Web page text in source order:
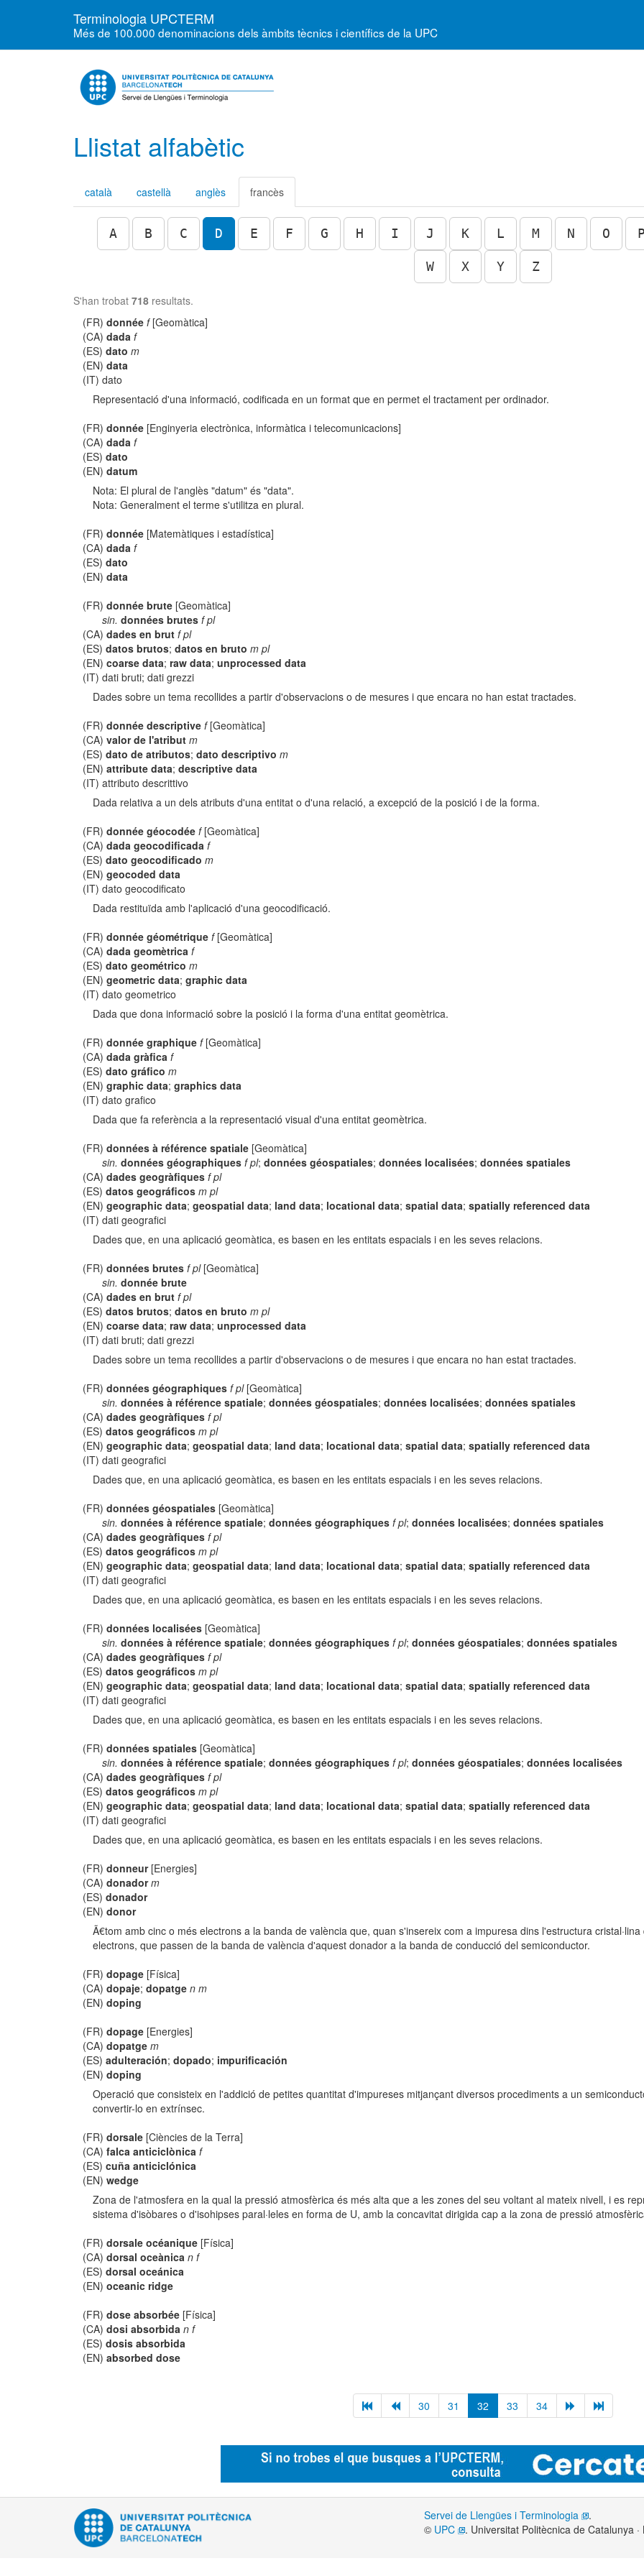
Terminologia UPCTERM
Més de 100.000 denominacions dels àmbits tècnics i científics de la UPC
Llistat alfabètic
català castellà anglès francès
A B C D E F G H I J K L M N O P
W X Y Z
S'han trobat 718 resultats.
(FR)donnée f[Geomàtica]
(CA)dada f
(ES)dato m
(EN)data
(IT) dato
Representació d'una informació, codificada en un format que en permet el tractament per ordinador.
(FR)donnée [Enginyeria electrònica, informàtica i telecomunicacions]
(CA)dada f
(ES)dato
(EN)datum
Nota: El plural de l'anglès "datum" és "data".
Nota: Generalment el terme s'utilitza en plural.
(FR)donnée [Matemàtiques i estadística]
(CA)dada f
(ES)dato
(EN)data
(FR)donnée brute [Geomàtica]
sin. données brutes f pl
(CA)dades en brut f pl
(ES)datos brutos;datos en bruto m pl
(EN)coarse data;raw data;unprocessed data
(IT) dati bruti; dati grezzi
Dades sobre un tema recollides a partir d'observacions o de mesures i que encara no han estat tractades.
(FR)donnée descriptive f[Geomàtica]
(CA)valor de l'atribut m
(ES)dato de atributos;dato descriptivo m
(EN)attribute data;descriptive data
(IT) attributo descrittivo
Dada relativa a un dels atributs d'una entitat o d'una relació, a excepció de la posició i de la forma.
(FR)donnée géocodée f[Geomàtica]
(CA)dada geocodificada f
(ES)dato geocodificado m
(EN)geocoded data
(IT) dato geocodificato
Dada restituïda amb l'aplicació d'una geocodificació.
(FR)donnée géométrique f[Geomàtica]
(CA)dada geomètrica f
(ES)dato geométrico m
(EN)geometric data;graphic data
(IT) dato geometrico
Dada que dona informació sobre la posició i la forma d'una entitat geomètrica.
(FR)donnée graphique f[Geomàtica]
(CA)dada gràfica f
(ES)dato gráfico m
(EN)graphic data;graphics data
(IT) dato grafico
Dada que fa referència a la representació visual d'una entitat geomètrica.
(FR)données à référence spatiale [Geomàtica]
sin. données géographiques f pl; données géospatiales; données localisées; données spatiales
(CA)dades geogràfiques f pl
(ES)datos geográficos m pl
(EN)geographic data;geospatial data; land data; locational data;spatial data;spatially referenced data
(IT) dati geografici
Dades que, en una aplicació geomàtica, es basen en les entitats espacials i en les seves relacions.
(FR)données brutes f pl[Geomàtica]
sin. donnée brute
(CA)dades en brut f pl
(ES)datos brutos;datos en bruto m pl
(EN)coarse data;raw data;unprocessed data
(IT) dati bruti; dati grezzi
Dades sobre un tema recollides a partir d'observacions o de mesures i que encara no han estat tractades.
(FR)données géographiques f pl[Geomàtica]
sin. données à référence spatiale; données géospatiales; données localisées; données spatiales
(CA)dades geogràfiques f pl
(ES)datos geográficos m pl
(EN)geographic data;geospatial data; land data; locational data;spatial data;spatially referenced data
(IT) dati geografici
Dades que, en una aplicació geomàtica, es basen en les entitats espacials i en les seves relacions.
(FR)données géospatiales [Geomàtica]
sin. données à référence spatiale; données géographiques f pl; données localisées; données spatiales
(CA)dades geogràfiques f pl
(ES)datos geográficos m pl
(EN)geographic data;geospatial data; land data; locational data;spatial data;spatially referenced data
(IT) dati geografici
Dades que, en una aplicació geomàtica, es basen en les entitats espacials i en les seves relacions.
(FR)données localisées [Geomàtica]
sin. données à référence spatiale; données géographiques f pl; données géospatiales; données spatiales
(CA)dades geogràfiques f pl
(ES)datos geográficos m pl
(EN)geographic data;geospatial data; land data; locational data;spatial data;spatially referenced data
(IT) dati geografici
Dades que, en una aplicació geomàtica, es basen en les entitats espacials i en les seves relacions.
(FR)données spatiales [Geomàtica]
sin. données à référence spatiale; données géographiques f pl; données géospatiales; données localisées
(CA)dades geogràfiques f pl
(ES)datos geográficos m pl
(EN)geographic data;geospatial data; land data; locational data;spatial data;spatially referenced data
(IT) dati geografici
Dades que, en una aplicació geomàtica, es basen en les entitats espacials i en les seves relacions.
(FR)donneur[Energies]
(CA)donador m
(ES)donador
(EN)donor
Ã€tom amb cinc o més electrons a la banda de valència que, quan s'insereix com a impuresa dins l'estructura
electrons, que passen de la banda de valència d'aquest donador a la banda de conducció del semiconductor.
(FR)dopage [Física]
(CA)dopaje;dopatge n m
(EN)doping
(FR)dopage [Energies]
(CA)dopatge m
(ES)adulteración;dopado; impurificación
(EN)doping
Operació que consisteix en l'addició de petites quantitat d'impureses mitjançant diversos procediments a un
convertir-lo en extrínsec.
(FR)dorsale [Ciències de la Terra]
(CA)falca anticiclònica f
(ES)cuña anticiclónica
(EN)wedge
Zona de l'atmosfera en la qual la pressió atmosfèrica és més alta que a les zones del seu voltant al mateix nivell, i es
sistema d'isòbares o d'isohipses paral·leles en forma de U, amb la concavitat dirigida cap a la zona de pressió
(FR)dorsale océanique [Física]
(CA)dorsal oceànica n f
(ES)dorsal oceánica
(EN)oceanic ridge
(FR)dose absorbée [Física]
(CA)dosi absorbida n f
(ES)dosis absorbida
(EN)absorbed dose
30 31 32 33 34
Servei de Llengües i Terminologia
.
© UPC . Universitat Politècnica de Catalunya ·